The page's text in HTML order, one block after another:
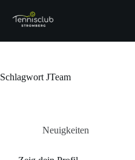
Inhalt
springen
Schlagwort JTeam
Neuigkeiten